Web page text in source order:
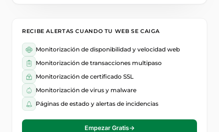
RECIBE ALERTAS CUANDO TU WEB SE CAIGA
Monitorización de disponibilidad y velocidad web
Monitorización de transacciones multipaso
Monitorización de certificado SSL
Monitorización de virus y malware
Páginas de estado y alertas de incidencias
Empezar Gratis→